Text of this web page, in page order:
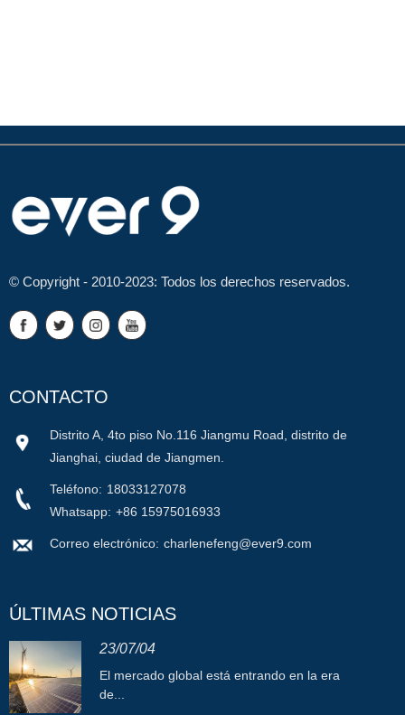
© Copyright - 2010-2023: Todos los derechos reservados.
CONTACTO
Distrito A, 4to piso No.116 Jiangmu Road, distrito de
Jianghai, ciudad de Jiangmen.
Teléfono: 18033127078
Whatsapp: +86 15975016933
Correo electrónico: charlenefeng@ever9.com
ÚLTIMAS NOTICIAS
23/07/04
El mercado global está entrando en la era
de...